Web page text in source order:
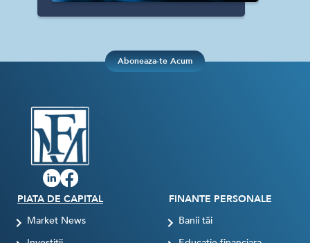
Aboneaza-te Acum
PIATA DE CAPITAL
Market News
FINANTE PERSONALE
Banii tăi